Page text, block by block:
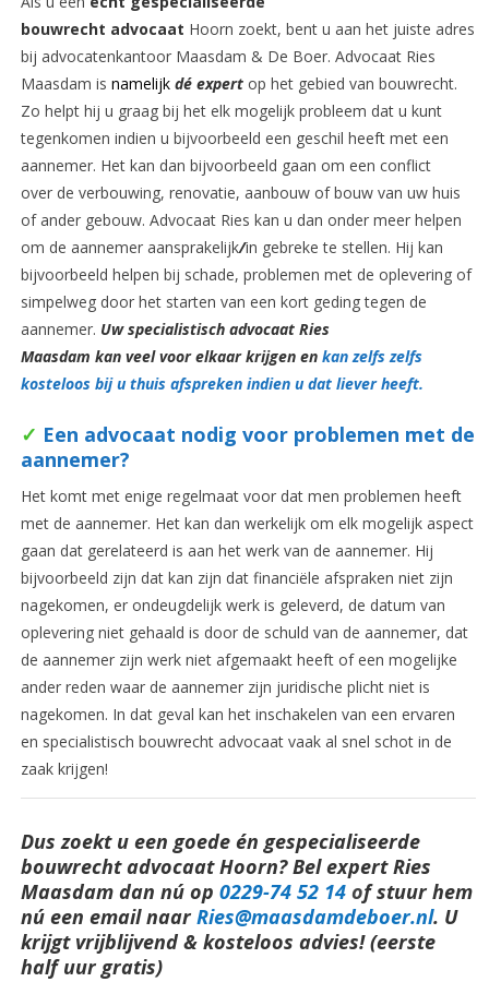
bouwrecht advocaat Hoorn zoekt, bent u aan het juiste adres
bij advocatenkantoor Maasdam & De Boer. Advocaat Ries
Maasdam is namelijk dé expert op het gebied van bouwrecht.
Zo helpt hij u graag bij het elk mogelijk probleem dat u kunt
tegenkomen indien u bijvoorbeeld een geschil heeft met een
aannemer. Het kan dan bijvoorbeeld gaan om een conflict
over de verbouwing, renovatie, aanbouw of bouw van uw huis
of ander gebouw. Advocaat Ries kan u dan onder meer helpen
om de aannemer aansprakelijk/in gebreke te stellen. Hij kan
bijvoorbeeld helpen bij schade, problemen met de oplevering of
simpelweg door het starten van een kort geding tegen de
aannemer. Uw specialistisch advocaat Ries
Maasdam kan veel voor elkaar krijgen en kan zelfs zelfs
kosteloos bij u thuis afspreken indien u dat liever heeft.
✓ Een advocaat nodig voor problemen met de
aannemer?
Het komt met enige regelmaat voor dat men problemen heeft
met de aannemer. Het kan dan werkelijk om elk mogelijk aspect
gaan dat gerelateerd is aan het werk van de aannemer. Hij
bijvoorbeeld zijn dat kan zijn dat financiële afspraken niet zijn
nagekomen, er ondeugdelijk werk is geleverd, de datum van
oplevering niet gehaald is door de schuld van de aannemer, dat
de aannemer zijn werk niet afgemaakt heeft of een mogelijke
ander reden waar de aannemer zijn juridische plicht niet is
nagekomen. In dat geval kan het inschakelen van een ervaren
en specialistisch bouwrecht advocaat vaak al snel schot in de
zaak krijgen!
Dus zoekt u een goede én gespecialiseerde
bouwrecht advocaat Hoorn? Bel expert Ries
Maasdam dan nú op 0229-74 52 14of stuur hem
nú een email naar Ries@maasdamdeboer.nl. U
krijgt vrijblijvend & kosteloos advies! (eerste
half uur gratis)